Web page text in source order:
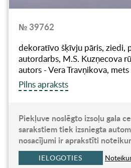
№ 39762
dekoratīvo šķīvju pāris, ziedi,
autordarbs, M.S. Kuzņecova
autors - Vera Travņikova,
Pilns apraksts
Piekļuve noslēgto izsoļu gala
sarakstiem tiek izsniegta
nosacījumi ir aprakstīti
IELOGOTIES